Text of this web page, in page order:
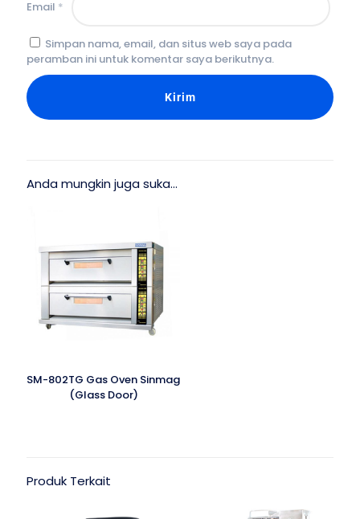
Email *
Simpan nama, email, dan situs web saya pada
peramban ini untuk komentar saya berikutnya.
Anda mungkin juga suka…
SM-802TG Gas Oven Sinmag
(Glass Door)
Produk Terkait